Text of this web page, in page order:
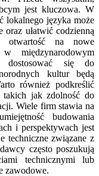
jest kluczowa. W
lokalnego języka może
oraz ułatwić codzienną
i otwartość na nowe
międzynarodowym
dostosować się do
kultur będą
również podkreślić
takich jak zdolność do
Wiele firm stawia na
budowania
i perspektywach jest
techniczne związane z
często poszukują
technicznymi lub
zawodowe.